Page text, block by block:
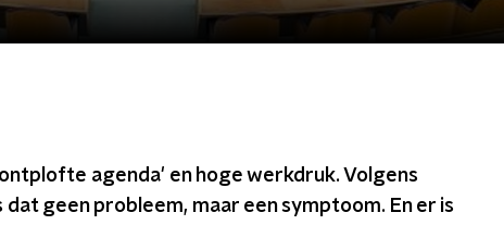
agenda' en hoge werkdruk. Volgens
geen probleem, maar een symptoom. En er is